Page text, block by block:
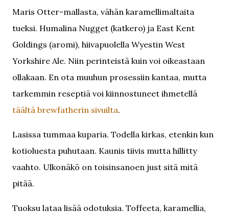
Maris Otter-mallasta, vähän karamellimaltaita
tueksi. Humalina Nugget (katkero) ja East Kent
Goldings (aromi), hiivapuolella Wyestin West
Yorkshire Ale. Niin perinteistä kuin voi oikeastaan
ollakaan. En ota muuhun prosessiin kantaa, mutta
tarkemmin reseptiä voi kiinnostuneet ihmetellä
täältä brewfatherin sivuilta.
Lasissa tummaa kuparia. Todella kirkas, etenkin kun
kotioluesta puhutaan. Kaunis tiivis mutta hillitty
vaahto. Ulkonäkö on toisinsanoen just sitä mitä
pitää.
Tuoksu lataa lisää odotuksia. Toffeeta, karamellia,